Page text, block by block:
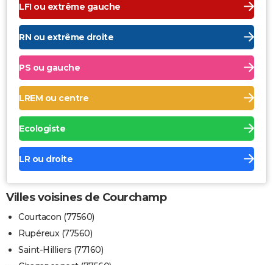
LFI ou extrême gauche
RN ou extrême droite
PS ou gauche
LREM ou centre
Ecologiste
LR ou droite
Villes voisines de Courchamp
Courtacon (77560)
Rupéreux (77560)
Saint-Hilliers (77160)